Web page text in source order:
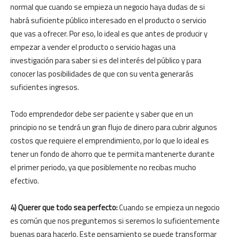
normal que cuando se empieza un negocio haya dudas de si
habrá suficiente público interesado en el producto o servicio
que vas a ofrecer. Por eso, lo ideal es que antes de producir y
empezar a vender el producto o servicio hagas una
investigación para saber si es del interés del público y para
conocer las posibilidades de que con su venta generarás
suficientes ingresos.
Todo emprendedor debe ser paciente y saber que en un
principio no se tendrá un gran flujo de dinero para cubrir algunos
costos que requiere el emprendimiento, por lo que lo ideal es
tener un fondo de ahorro que te permita mantenerte durante
el primer periodo, ya que posiblemente no recibas mucho
efectivo.
4) Querer que todo sea perfecto:Cuando se empieza un negocio
es común que nos preguntemos si seremos lo suficientemente
buenas para hacerlo. Este pensamiento se puede transformar